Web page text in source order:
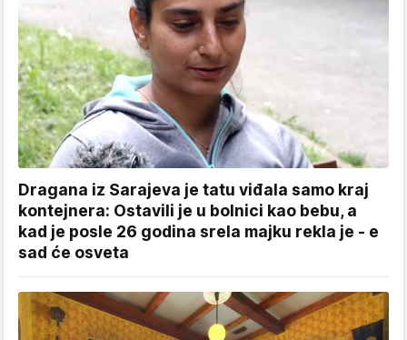
Dragana iz Sarajeva je tatu viđala samo kraj
kontejnera: Ostavili je u bolnici kao bebu, a
kad je posle 26 godina srela majku rekla je - e
sad će osveta